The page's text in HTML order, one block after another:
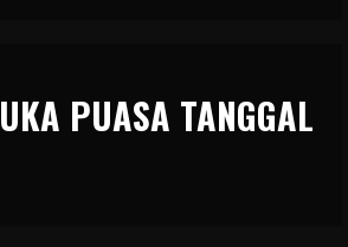
PUASA TANGGAL